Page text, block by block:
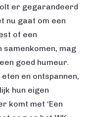
er gegarandeerd
nu gaat om een
of een
samenkomen, mag
goed humeur.
en ontspannen,
hun eigen
komt met ‘Een